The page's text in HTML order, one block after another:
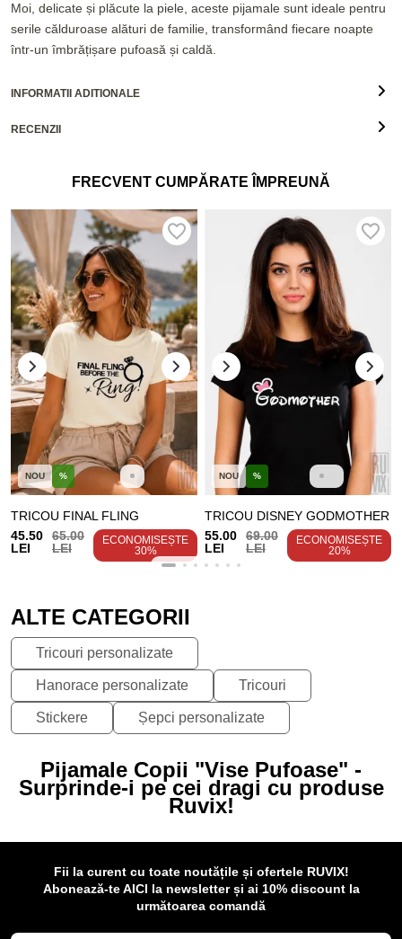
Moi, delicate și plăcute la piele, aceste pijamale sunt ideale pentru
serile călduroase alături de familie, transformând fiecare noapte
într-un îmbrățișare pufoasă și caldă.
INFORMATII ADITIONALE
RECENZII
FRECVENT CUMPĂRATE ÎMPREUNĂ
NOU %
TRICOU FINAL FLING
45.50
LEI
65.00
LEI
ECONOMISEȘTE
30%
NOU %
TRICOU DISNEY GODMOTHER
55.00
LEI
69.00
LEI
ECONOMISEȘTE
20%
ALTE CATEGORII
Tricouri personalizate
Hanorace personalizate Tricouri
Stickere Șepci personalizate
Pijamale Copii "Vise Pufoase" -
Surprinde-i pe cei dragi cu produse
Ruvix!
Fii la curent cu toate noutățile și ofertele RUVIX!
Abonează-te AICI la newsletter și ai 10% discount la
următoarea comandă